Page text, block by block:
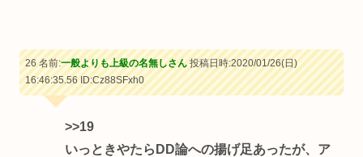
26 名前:一般よりも上級の名無しさん投稿日時:2020/01/26(日)
16:46:35.56ID:Cz88SFxh0
>>19
いっときやたらDD論への揚げ足あったが、ア